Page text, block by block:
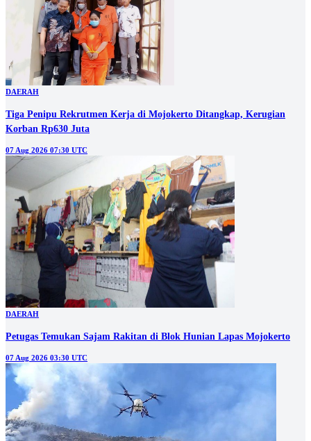
DAERAH
Tiga Penipu Rekrutmen Kerja di Mojokerto Ditangkap, Kerugian
Korban Rp630 Juta
07 Aug 2026 07:30 UTC
DAERAH
Petugas Temukan Sajam Rakitan di Blok Hunian Lapas Mojokerto
07 Aug 2026 03:30 UTC